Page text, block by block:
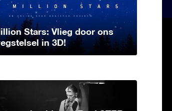
Stars: Vlieg door ons
in 3D!